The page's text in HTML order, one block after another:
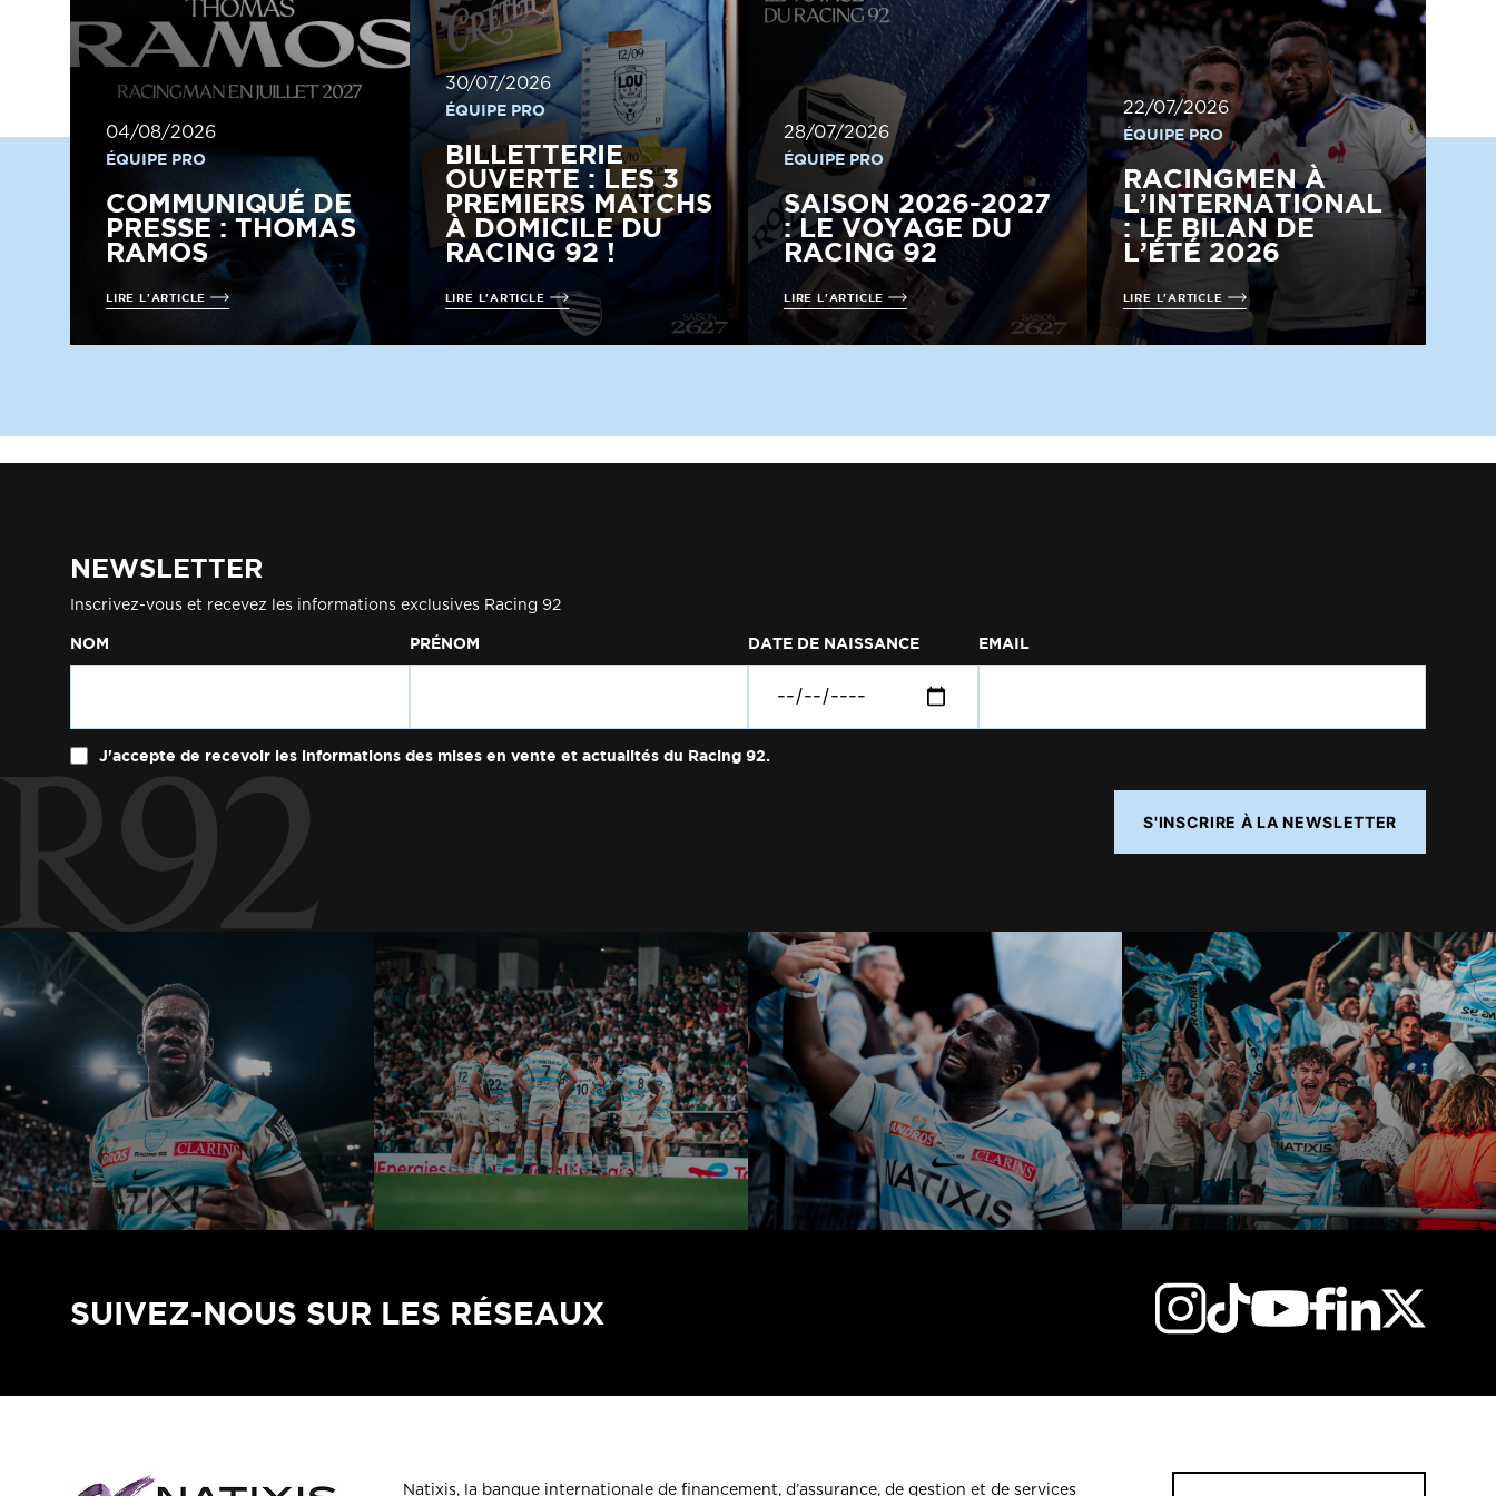
04/08/2026
ÉQUIPE PRO
COMMUNIQUÉ DE
PRESSE : THOMAS
RAMOS
LIRE L'ARTICLE
30/07/2026
ÉQUIPE PRO
BILLETTERIE
OUVERTE : LES 3
PREMIERS MATCHS
À DOMICILE DU
RACING 92 !
LIRE L'ARTICLE
28/07/2026
ÉQUIPE PRO
SAISON 2026-2027
: LE VOYAGE DU
RACING 92
LIRE L'ARTICLE
22/07/2026
ÉQUIPE PRO
RACINGMEN À
L’INTERNATIONAL
: LE BILAN DE
L’ÉTÉ 2026
LIRE L'ARTICLE
NEWSLETTER
Inscrivez-vous et recevez les informations exclusives Racing 92
NOM PRÉNOM DATE DE NAISSANCE EMAIL
J'accepte de recevoir les informations des mises en vente et actualités du Racing 92.
S'INSCRIRE À LA NEWSLETTER
SUIVEZ-NOUS SUR LES RÉSEAUX
Natixis, la banque internationale de financement, d’assurance, de gestion et de services